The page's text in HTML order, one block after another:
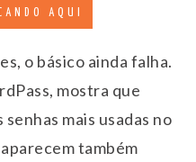
AQUI
o básico ainda falha.
mostra que
mais usadas no
também